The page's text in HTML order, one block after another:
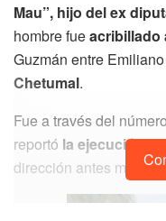
Mau”, hijo del ex
hombre fueacribillado
Guzmán entre
Chetumal.
Fue a través del
reportó la ejecución
dirección antes